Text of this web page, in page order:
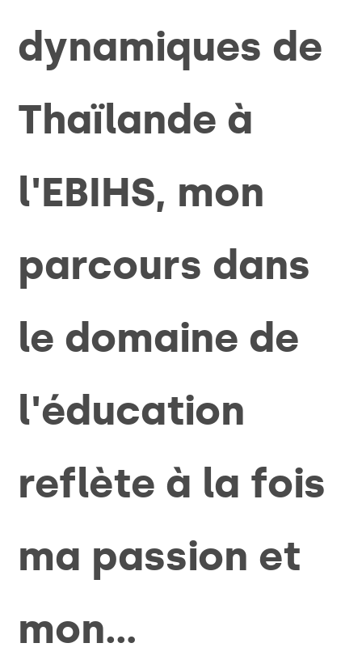
dynamiques de
Thaïlande à
l'EBIHS, mon
parcours dans
le domaine de
l'éducation
reflète à la fois
ma passion et
mon…